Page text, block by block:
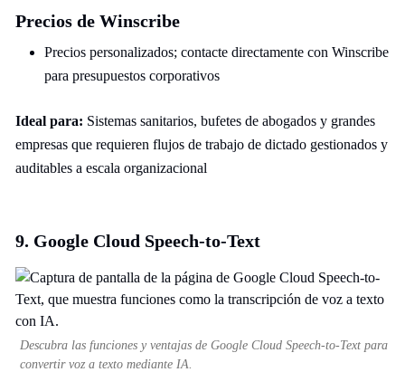
Precios de Winscribe
Precios personalizados; contacte directamente con Winscribe
para presupuestos corporativos
Ideal para: Sistemas sanitarios, bufetes de abogados y grandes
empresas que requieren flujos de trabajo de dictado gestionados y
auditables a escala organizacional
9. Google Cloud Speech-to-Text
Descubra las funciones y ventajas de Google Cloud Speech-to-Text para
convertir voz a texto mediante IA.